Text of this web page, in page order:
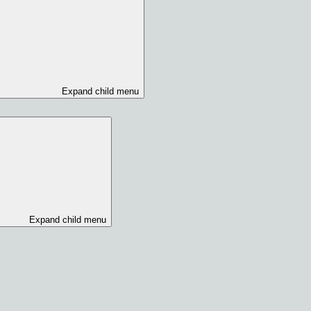
Expand child menu
Expand child menu